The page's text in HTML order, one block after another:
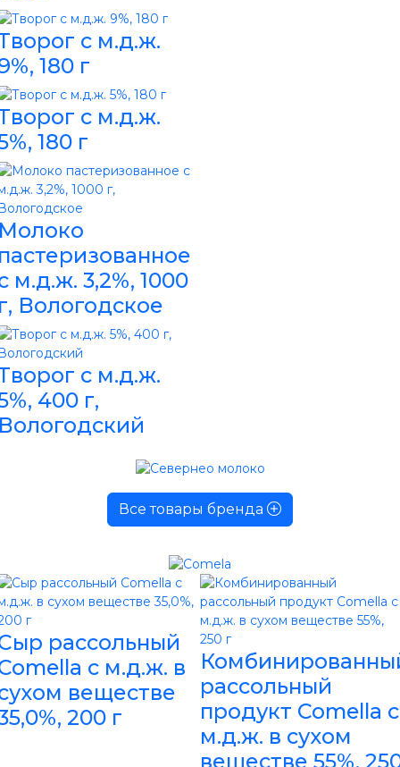
с м.д.ж.
180 г
с м.д.ж.
180 г
м.д.ж. 3,2%, 1000
Вологодское
с м.д.ж.
400 г,
Все товары бренда
рассольный
с м.д.ж. в
веществе
200 г
рассольный
продукт Comella с
м.д.ж. в сухом
веществе 55%,